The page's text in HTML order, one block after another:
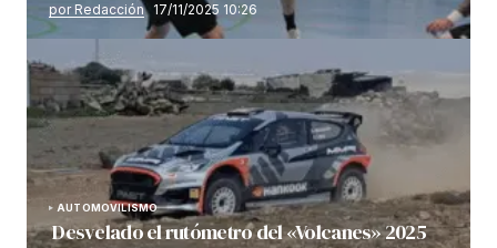
por Redacción 17/11/2025 10:26
AUTOMOVILISMO
Desvelado el rutómetro del «Volcanes» 2025